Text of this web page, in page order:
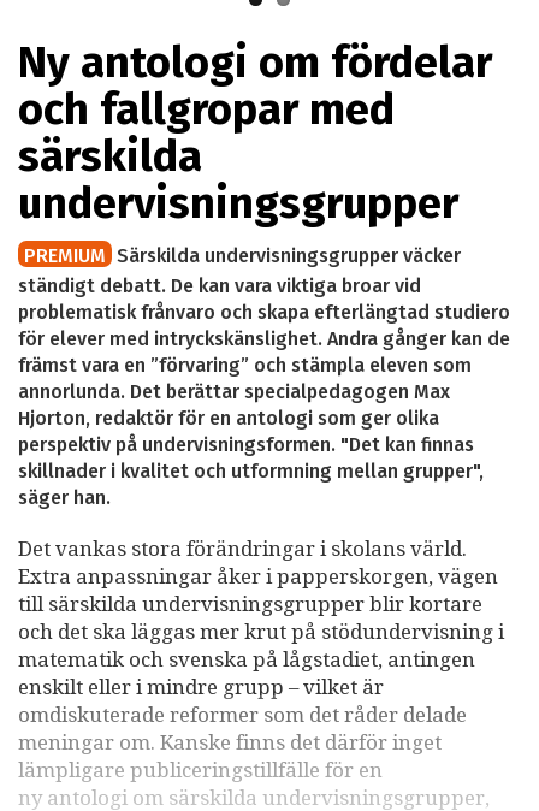
Ny antologi om fördelar
och fallgropar med
särskilda
undervisningsgrupper
PREMIUM Särskilda undervisningsgrupper väcker
ständigt debatt. De kan vara viktiga broar vid
problematisk frånvaro och skapa efterlängtad studiero
för elever med intryckskänslighet. Andra gånger kan de
främst vara en ”förvaring” och stämpla eleven som
annorlunda. Det berättar specialpedagogen Max
Hjorton, redaktör för en antologi som ger olika
perspektiv på undervisningsformen. "Det kan finnas
skillnader i kvalitet och utformning mellan grupper",
säger han.
Det vankas stora förändringar i skolans värld.
Extra anpassningar åker i papperskorgen, vägen
till särskilda undervisningsgrupper blir kortare
och det ska läggas mer krut på stödundervisning i
matematik och svenska på lågstadiet, antingen
enskilt eller i mindre grupp – vilket är
omdiskuterade reformer som det råder delade
meningar om. Kanske finns det därför inget
lämpligare publiceringstillfälle för en
ny antologi om särskilda undervisningsgrupper,